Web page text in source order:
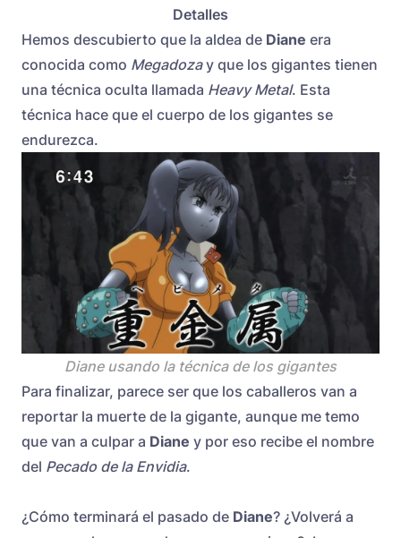
Detalles
Hemos descubierto que la aldea de Diane era
conocida como Megadozay que los gigantes tienen
una técnica oculta llamada Heavy Metal. Esta
técnica hace que el cuerpo de los gigantes se
endurezca.
Diane usando la técnica de los gigantes
Para finalizar, parece ser que los caballeros van a
reportar la muerte de la gigante, aunque me temo
que van a culpar a Diane y por eso recibe el nombre
del Pecado de la Envidia.
¿Cómo terminará el pasado de Diane? ¿Volverá a